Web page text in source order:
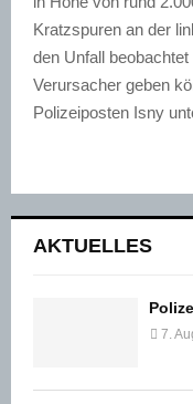
Kratzspuren an der
den Unfall
Verursacher geben
Polizeiposten Isny
AKTUELLES
7.